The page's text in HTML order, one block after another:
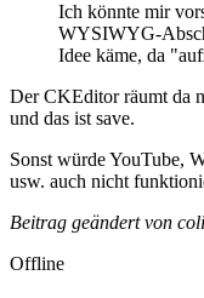
Ich könnte mir
WYSIWYG-
Idee käme, da
Der CKEditor räumt da
und das ist save.
Sonst würde YouTube,
usw. auch nicht
Beitrag geändert von
Offline